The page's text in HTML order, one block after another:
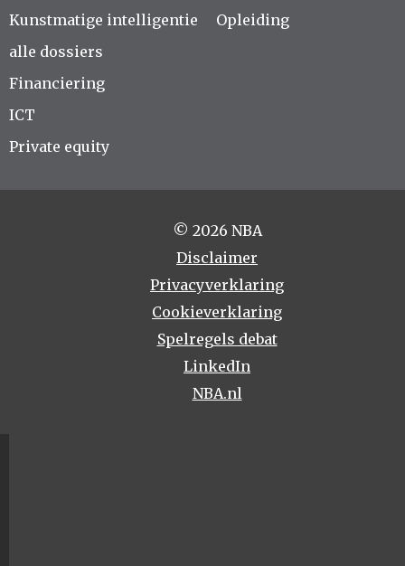
Kunstmatige intelligentie
alle dossiers
Opleiding
Financiering
ICT
Private equity
© 2026 NBA
Disclaimer
Privacyverklaring
Cookieverklaring
Spelregels debat
LinkedIn
NBA.nl